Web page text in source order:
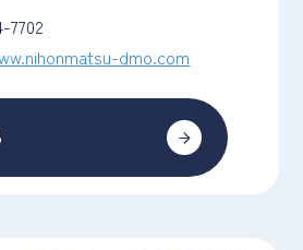
7702
dmo.com